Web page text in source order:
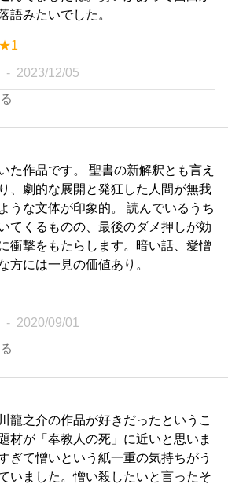
語みたいでした。
★1
2023/12/05
た作品です。 聖書の新解釈とも言え
、劇的な展開と発狂した人間が無我
うな文体が印象的。 読んでいるうち
てくるものの、最後のダメ押しが効
衝撃をもたらします。暗い話、愛憎
方には一見の価値あり。
2020/09/01
龍之介の作品が好きだったというこ
材が「奉教人の死」に近いと思いま
ぎて憎いという紙一重の気持ちがう
いました。憎い殺したいと言ったそ